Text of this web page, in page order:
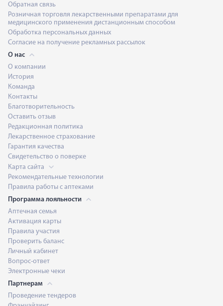
Обратная связь
Розничная торговля лекарственными препаратами для
медицинского применения дистанционным способом
Обработка персональных данных
Согласие на получение рекламных рассылок
О нас
О компании
История
Команда
Контакты
Благотворительность
Оставить отзыв
Редакционная политика
Лекарственное страхование
Гарантия качества
Свидетельство о поверке
Карта сайта
Рекомендательные технологии
Правила работы с аптеками
Программа лояльности
Аптечная семья
Активация карты
Правила участия
Проверить баланс
Личный кабинет
Вопрос-ответ
Электронные чеки
Партнерам
Проведение тендеров